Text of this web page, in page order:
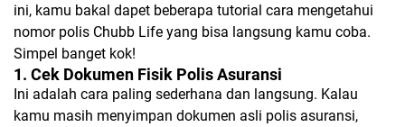
ini, kamu bakal dapet beberapa tutorial cara mengetahui
nomor polis Chubb Life yang bisa langsung kamu coba.
Simpel banget kok!
1. Cek Dokumen Fisik Polis Asuransi
Ini adalah cara paling sederhana dan langsung. Kalau
kamu masih menyimpan dokumen asli polis asuransi,